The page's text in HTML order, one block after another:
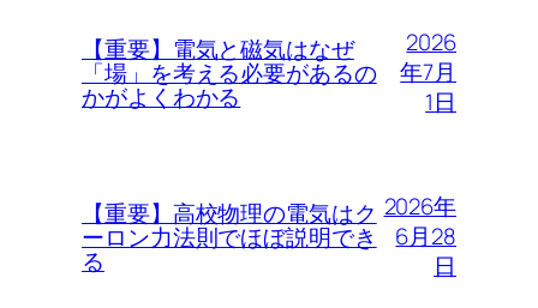
【重要】電気と磁気はなぜ
「場」を考える必要があるの
かがよくわかる
2026
年7月
1日
【重要】高校物理の電気はク
ーロン力法則でほぼ説明でき
る
2026年
6月28
日